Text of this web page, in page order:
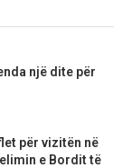
një dite për
për vizitën në
e Bordit të